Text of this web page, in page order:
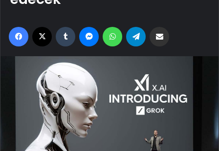
Facebook Tumblr MessengerWhatsApp